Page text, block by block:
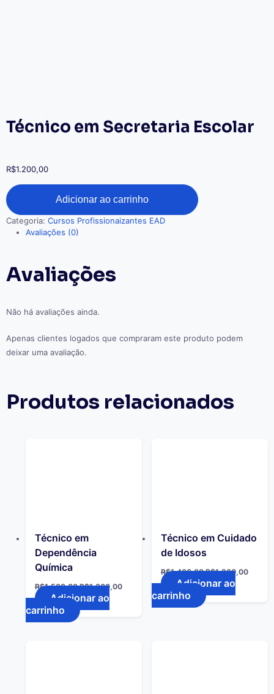
Técnico em Secretaria Escolar
R$1.200,00
Adicionar ao carrinho
Categoria: Cursos Profissionaizantes EAD
Avaliações (0)
Avaliações
Não há avaliações ainda.
Apenas clientes logados que compraram este produto podem
deixar uma avaliação.
Produtos relacionados
Técnico em
Dependência
Química
R$1.500,00 R$1.300,00
Adicionar ao
carrinho
Técnico em Cuidado
de Idosos
R$1.400,00 R$1.200,00
Adicionar ao
carrinho